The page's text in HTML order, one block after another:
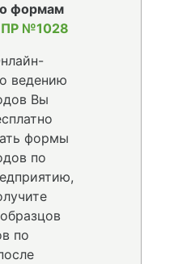
формам
№1028
ведению
Вы
формы
по
по